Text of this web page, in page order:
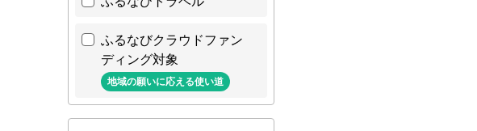
ふるなびクラウドファン
ディング対象
地域の願いに応える使い道